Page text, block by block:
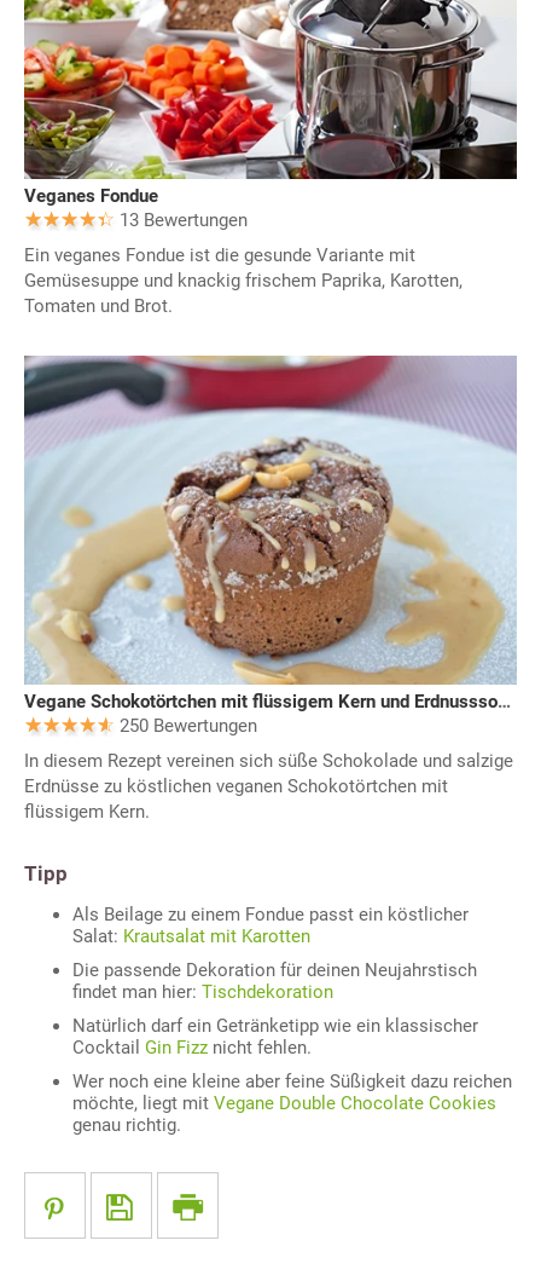
Veganes Fondue
13 Bewertungen
Ein veganes Fondue ist die gesunde Variante mit
Gemüsesuppe und knackig frischem Paprika, Karotten,
Tomaten und Brot.
Vegane Schokotörtchen mit flüssigem Kern und Erdnusssoße
250 Bewertungen
In diesem Rezept vereinen sich süße Schokolade und salzige
Erdnüsse zu köstlichen veganen Schokotörtchen mit
flüssigem Kern.
Tipp
Als Beilage zu einem Fondue passt ein köstlicher
Salat: Krautsalat mit Karotten
Die passende Dekoration für deinen Neujahrstisch
findet man hier: Tischdekoration
Natürlich darf ein Getränketipp wie ein klassischer
Cocktail Gin Fizz nicht fehlen.
Wer noch eine kleine aber feine Süßigkeit dazu reichen
möchte, liegt mit Vegane Double Chocolate Cookies
genau richtig.